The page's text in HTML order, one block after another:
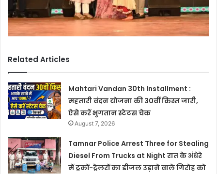
Related Articles
Mahtari Vandan 30th Installment :
महतारी वंदन योजना की 30वीं किस्त जारी,
ऐसे करें भुगतान स्टेटस चेक
August 7, 2026
Tamnar Police Arrest Three for Stealing
Diesel From Trucks at Night रात के अंधेरे
में ट्रकों-ट्रेलरों का डीजल उड़ाने वाले गिरोह को